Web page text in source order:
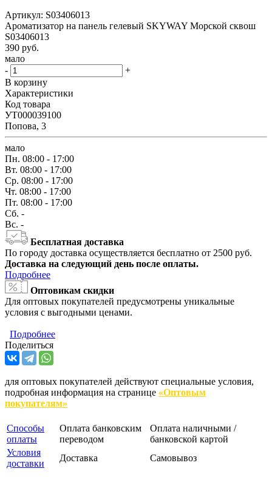
Артикул: S03406013
Ароматизатор на панель гелевый SKYWAY Морской сквош
S03406013
390 руб.
мало
-
+
В корзину
Характеристики
Код товара
УТ000039100
Попова, 3
мало
Пн. 08:00 - 17:00
Вт. 08:00 - 17:00
Ср. 08:00 - 17:00
Чт. 08:00 - 17:00
Пт. 08:00 - 17:00
Сб. -
Вс. -
Бесплатная доставка
По городу доставка осуществляется бесплатно от 2500 руб.
Доставка на следующий день после оплаты.
Подробнее
Оптовикам скидки
Для оптовых покупателей предусмотрены уникальные
условия с выгодными ценами.
Подробнее
Поделиться
для оптовых покупателей действуют специальные условия,
подробная информация на странице «Оптовым
покупателям»
Способы
оплаты
Оплата банковским
переводом
Оплата наличными /
банковской картой
Условия
доставки
Доставка Самовывоз